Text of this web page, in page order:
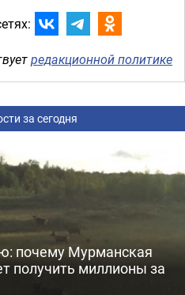
редакционной политике
за сегодня
почему Мурманская
получить миллионы за